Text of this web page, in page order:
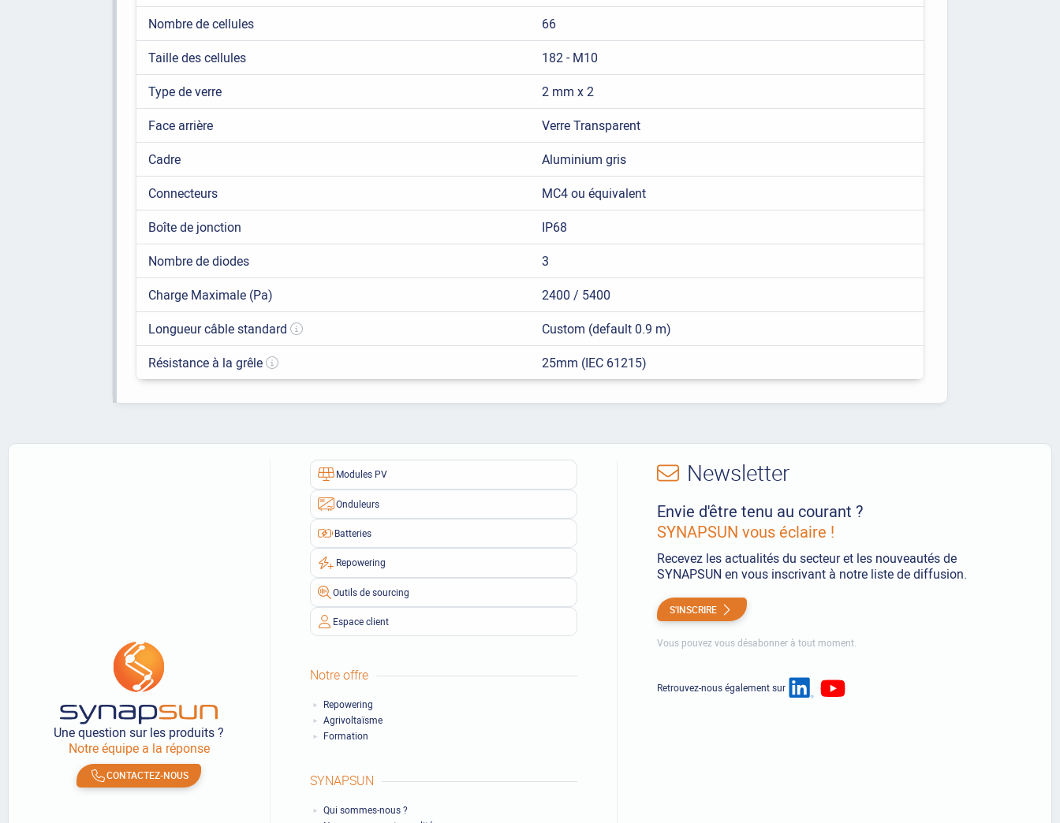
Nombre de cellules
66
Taille des cellules
182 - M10
Type de verre
2 mm x 2
Face arrière
Verre Transparent
Cadre
Aluminium gris
Connecteurs
MC4 ou équivalent
Boîte de jonction
IP68
Nombre de diodes
3
Charge Maximale (Pa)
2400 / 5400
Longueur câble standard
Custom (default 0.9 m)
Résistance à la grêle
25mm (IEC 61215)
Une question sur les produits ?
Notre équipe a la réponse
CONTACTEZ-NOUS
Modules PV
Onduleurs
Batteries
Repowering
Outils de sourcing
Espace client
Notre offre
Repowering
Agrivoltaïsme
Formation
SYNAPSUN
Qui sommes-nous ?
Newsletter
Envie d'être tenu au courant ?
SYNAPSUN vous éclaire !
Recevez les actualités du secteur et les nouveautés de
SYNAPSUN en vous inscrivant à notre liste de diffusion.
S'INSCRIRE
Vous pouvez vous désabonner à tout moment.
Retrouvez-nous également sur